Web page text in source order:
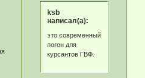
ksb
написал(а):
это современный
погон для
курсантов ГВФ.